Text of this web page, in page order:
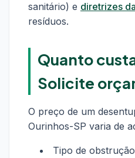
sanitário) e diretrizes
resíduos.
Quanto
Solicite
O preço de um
Ourinhos-SP varia de
Tipo de